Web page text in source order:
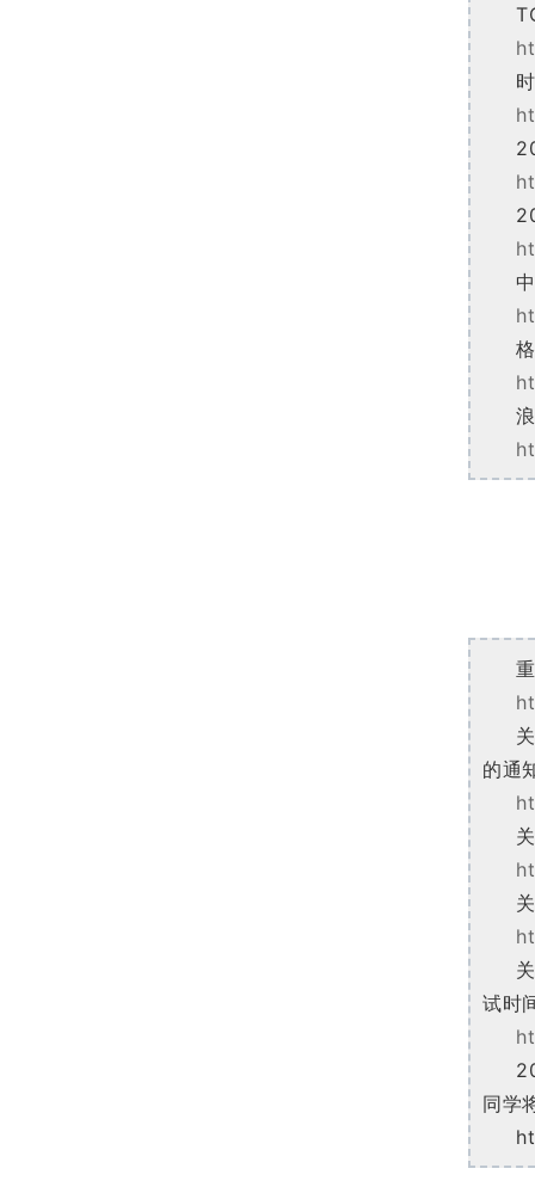
的通
试时
同学